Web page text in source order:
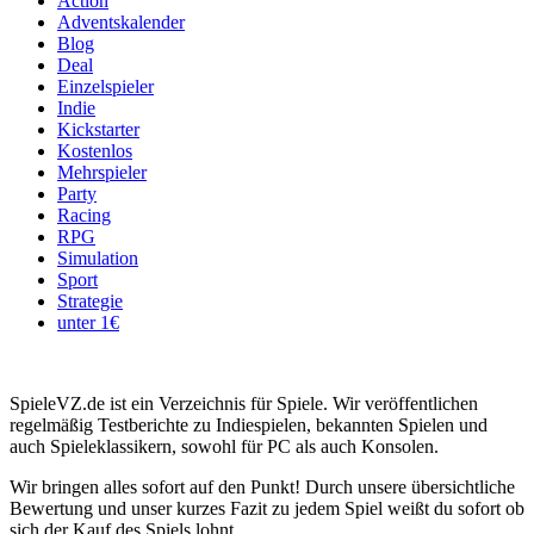
Adventskalender
Blog
Deal
Einzelspieler
Indie
Kickstarter
Kostenlos
Mehrspieler
Party
Racing
RPG
Simulation
Sport
Strategie
unter 1€
SpieleVZ.de ist ein Verzeichnis für Spiele. Wir veröffentlichen
regelmäßig Testberichte zu Indiespielen, bekannten Spielen und
auch Spieleklassikern, sowohl für PC als auch Konsolen.
Wir bringen alles sofort auf den Punkt! Durch unsere übersichtliche
Bewertung und unser kurzes Fazit zu jedem Spiel weißt du sofort ob